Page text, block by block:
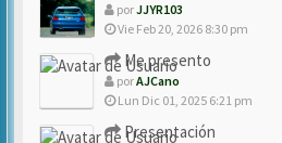
porJJYR103
Vie Feb 20, 2026 8:30 pm
Me presento
porAJCano
Lun Dic 01, 2025 6:21 pm
Presentación